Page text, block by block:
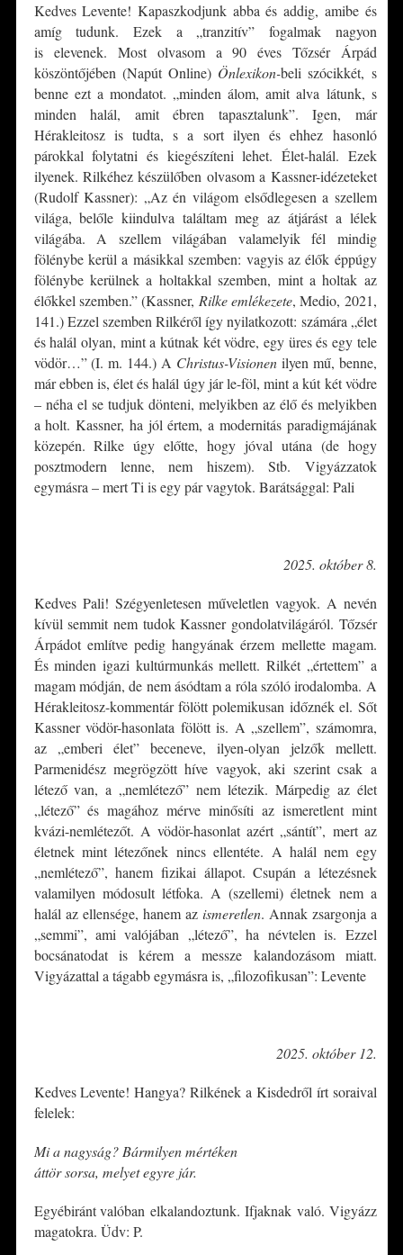
Kedves Levente! Kapaszkodjunk abba és addig, amibe és
amíg tudunk. Ezek a „tranzitív” fogalmak nagyon
is elevenek. Most olvasom a 90 éves Tőzsér Árpád
köszöntőjében (Napút Online) Önlexikon-beli szócikkét, s
benne ezt a mondatot. „minden álom, amit alva látunk, s
minden halál, amit ébren tapasztalunk”. Igen, már
Hérakleitosz is tudta, s a sort ilyen és ehhez hasonló
párokkal folytatni és kiegészíteni lehet. Élet-halál. Ezek
ilyenek. Rilkéhez készülőben olvasom a Kassner-idézeteket
(Rudolf Kassner): „Az én világom elsődlegesen a szellem
világa, belőle kiindulva találtam meg az átjárást a lélek
világába. A szellem világában valamelyik fél mindig
fölénybe kerül a másikkal szemben: vagyis az élők éppúgy
fölénybe kerülnek a holtakkal szemben, mint a holtak az
élőkkel szemben.” (Kassner, Rilke emlékezete, Medio, 2021,
141.) Ezzel szemben Rilkéről így nyilatkozott: számára „élet
és halál olyan, mint a kútnak két vödre, egy üres és egy tele
vödör…” (I. m. 144.) A Christus-Visionen ilyen mű, benne,
már ebben is, élet és halál úgy jár le-föl, mint a kút két vödre
– néha el se tudjuk dönteni, melyikben az élő és melyikben
a holt. Kassner, ha jól értem, a modernitás paradigmájának
közepén. Rilke úgy előtte, hogy jóval utána (de hogy
posztmodern lenne, nem hiszem). Stb. Vigyázzatok
egymásra – mert Ti is egy pár vagytok. Barátsággal: Pali
2025. október 8.
Kedves Pali! Szégyenletesen műveletlen vagyok. A nevén
kívül semmit nem tudok Kassner gondolatvilágáról. Tőzsér
Árpádot említve pedig hangyának érzem mellette magam.
És minden igazi kultúrmunkás mellett. Rilkét „értettem” a
magam módján, de nem ásódtam a róla szóló irodalomba. A
Hérakleitosz-kommentár fölött polemikusan időznék el. Sőt
Kassner vödör-hasonlata fölött is. A „szellem”, számomra,
az „emberi élet” beceneve, ilyen-olyan jelzők mellett.
Parmenidész megrögzött híve vagyok, aki szerint csak a
létező van, a „nemlétező” nem létezik. Márpedig az élet
„létező” és magához mérve minősíti az ismeretlent mint
kvázi-nemlétezőt. A vödör-hasonlat azért „sántít”, mert az
életnek mint létezőnek nincs ellentéte. A halál nem egy
„nemlétező”, hanem fizikai állapot. Csupán a létezésnek
valamilyen módosult létfoka. A (szellemi) életnek nem a
halál az ellensége, hanem az ismeretlen. Annak zsargonja a
„semmi”, ami valójában „létező”, ha névtelen is. Ezzel
bocsánatodat is kérem a messze kalandozásom miatt.
Vigyázattal a tágabb egymásra is, „filozofikusan”: Levente
2025. október 12.
Kedves Levente! Hangya? Rilkének a Kisdedről írt soraival
felelek:
Mi a nagyság? Bármilyen mértéken
áttör sorsa, melyet egyre jár.
Egyébiránt valóban elkalandoztunk. Ifjaknak való. Vigyázz
magatokra. Üdv: P.